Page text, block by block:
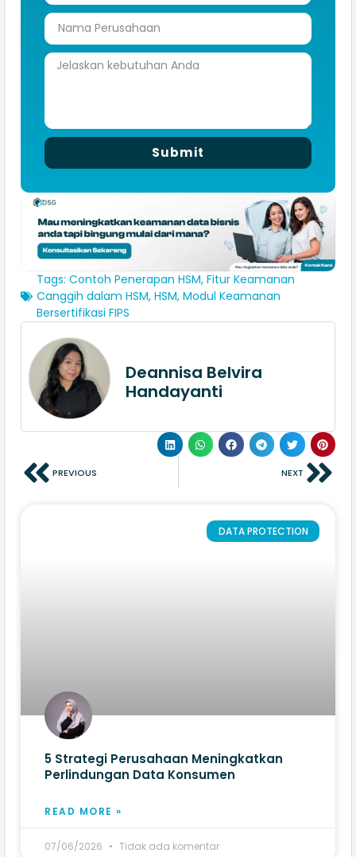
Submit
Tags: Contoh Penerapan HSM, Fitur Keamanan
Canggih dalam HSM, HSM, Modul Keamanan
Bersertifikasi FIPS
Deannisa Belvira
Handayanti
PREVIOUS NEXT
DATA PROTECTION
5 Strategi Perusahaan Meningkatkan
Perlindungan Data Konsumen
READ MORE »
07/06/2026 Tidak ada komentar